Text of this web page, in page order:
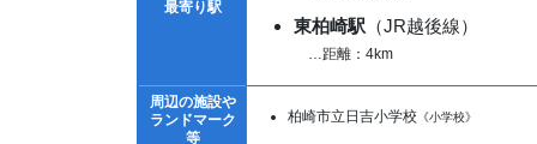
最寄り駅
東柏崎駅 （JR越後線）
…距離：4km
周辺の施設や
ランドマーク
等
柏崎市立日吉小学校 《小学校》